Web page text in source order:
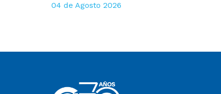
04 de Agosto 2026